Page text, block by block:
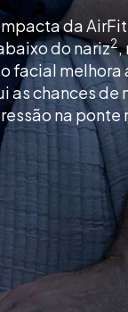
da
do nariz2,
facial melhora
as chances de
na ponte